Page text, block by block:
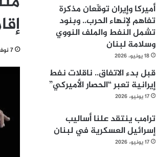
7 نوفمبر، 2020
أميركا وإيران توقّعان مذكرة
تفاهم لإنهاء الحرب.. وبنود
تشمل النفط والملف النووي
وسلامة لبنان
18 يونيو، 2026
قبل بدء الاتفاق.. ناقلات نفط
إيرانية تعبر “الحصار الأميركي”
17 يونيو، 2026
ترامب ينتقد علنا أساليب
إسرائيل العسكرية في لبنان
17 يونيو، 2026